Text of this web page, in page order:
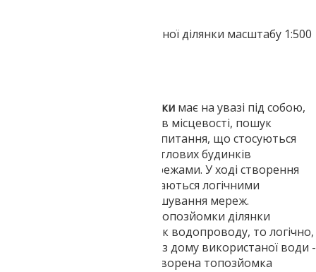
для топозйомки земельної ділянки масштабу 1:500
Топозйомка земельної ділянки має на увазі під собою,
крім зйомки видимих об'єктів місцевості, пошук
геодезистами відповідей на питання, що стосуються
постачання житлових і нежитлових будинків
підземними і наземними мережами. У ході створення
топозйомки, геодезисти задаються логічними
питаннями взаємодії і розташування мереж.
Наприклад, якщо в процесі топозйомки ділянки
знайдене введення в будинок водопроводу, то логічно,
що повинен бути і висновок з дому використаної води -
каналізація. Таким чином, створена топозйомка